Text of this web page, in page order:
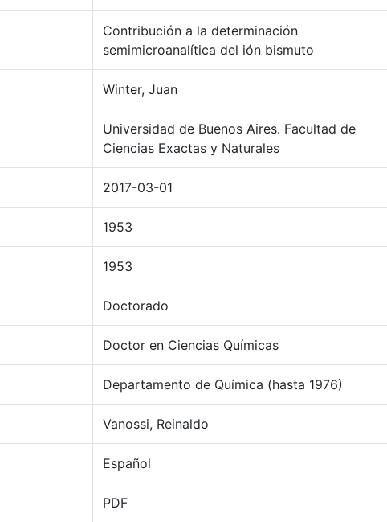
Contribución a la determinación
semimicroanalítica del ión bismuto
Winter, Juan
Universidad de Buenos Aires. Facultad de
Ciencias Exactas y Naturales
2017-03-01
1953
1953
Doctorado
Doctor en Ciencias Químicas
Departamento de Química (hasta 1976)
Vanossi, Reinaldo
Español
PDF